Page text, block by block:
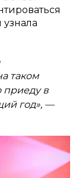
узнала
таком
приеду в
год», —